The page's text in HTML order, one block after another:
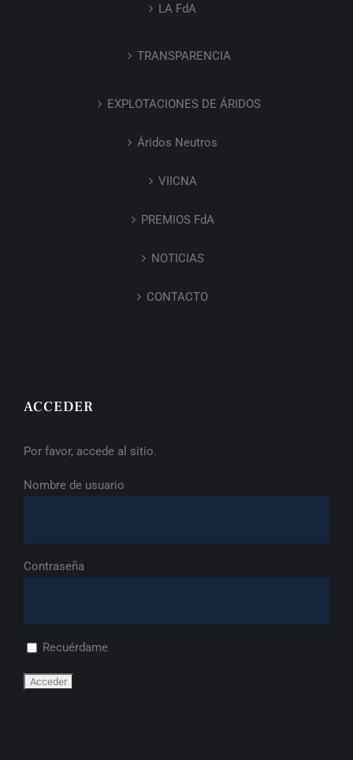
LA FdA
TRANSPARENCIA
EXPLOTACIONES DE ÁRIDOS
Áridos Neutros
VIICNA
PREMIOS FdA
NOTICIAS
CONTACTO
ACCEDER
Por favor, accede al sitio.
Nombre de usuario
Contraseña
Recuérdame